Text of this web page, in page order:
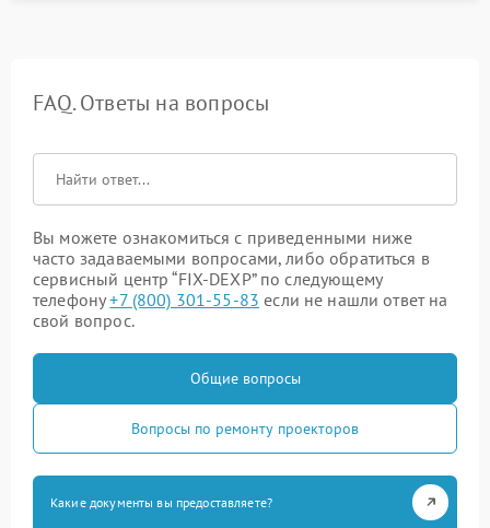
FAQ. Ответы на вопросы
Вы можете ознакомиться с приведенными ниже
часто задаваемыми вопросами, либо обратиться в
сервисный центр “FIX-DEXP” по следующему
телефону+7 (800) 301-55-83 если не нашли ответ на
свой вопрос.
Общие вопросы
Вопросы по ремонту проекторов
Какие документы вы предоставляете?